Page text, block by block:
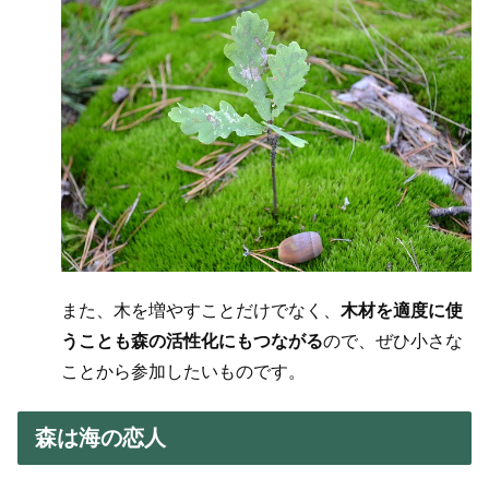
また、木を増やすことだけでなく、 木材を適度に使
うことも森の活性化にもつながるので、ぜひ小さな
ことから参加したいものです。
森は海の恋人